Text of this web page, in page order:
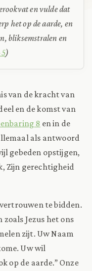
en vulde dat
het op de aarde, en
bliksemstralen en
)
van de kracht van
en de komst van
8 en in de
als antwoord
gebeden opstijgen,
Zijn gerechtigheid
te bidden.
Jezus het ons
zijt. Uw Naam
Uw wil
op de aarde.” Onze